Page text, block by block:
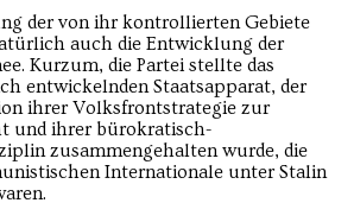
der von ihr kontrollierten Gebiete
auch die Entwicklung der
Kurzum, die Partei stellte das
entwickelnden Staatsapparat, der
ihrer Volksfrontstrategie zur
und ihrer bürokratisch-
zusammengehalten wurde, die
Internationale unter Stalin